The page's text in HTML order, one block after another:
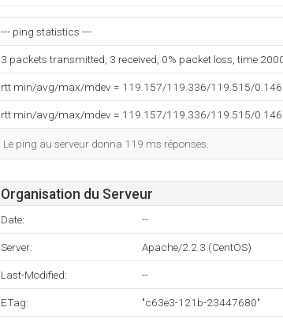
--- ping statistics ---
3 packets transmitted, 3 received, 0% packet loss, time
rtt min/avg/max/mdev = 119.157/119.336/119.515/
rtt min/avg/max/mdev = 119.157/119.336/119.515/
Le ping au serveur donna 119 ms réponses.
Organisation du Serveur
Date: --
Server: Apache/2.2.3 (CentOS)
Last-Modified: --
ETag: "c63e3-121b-23447680"